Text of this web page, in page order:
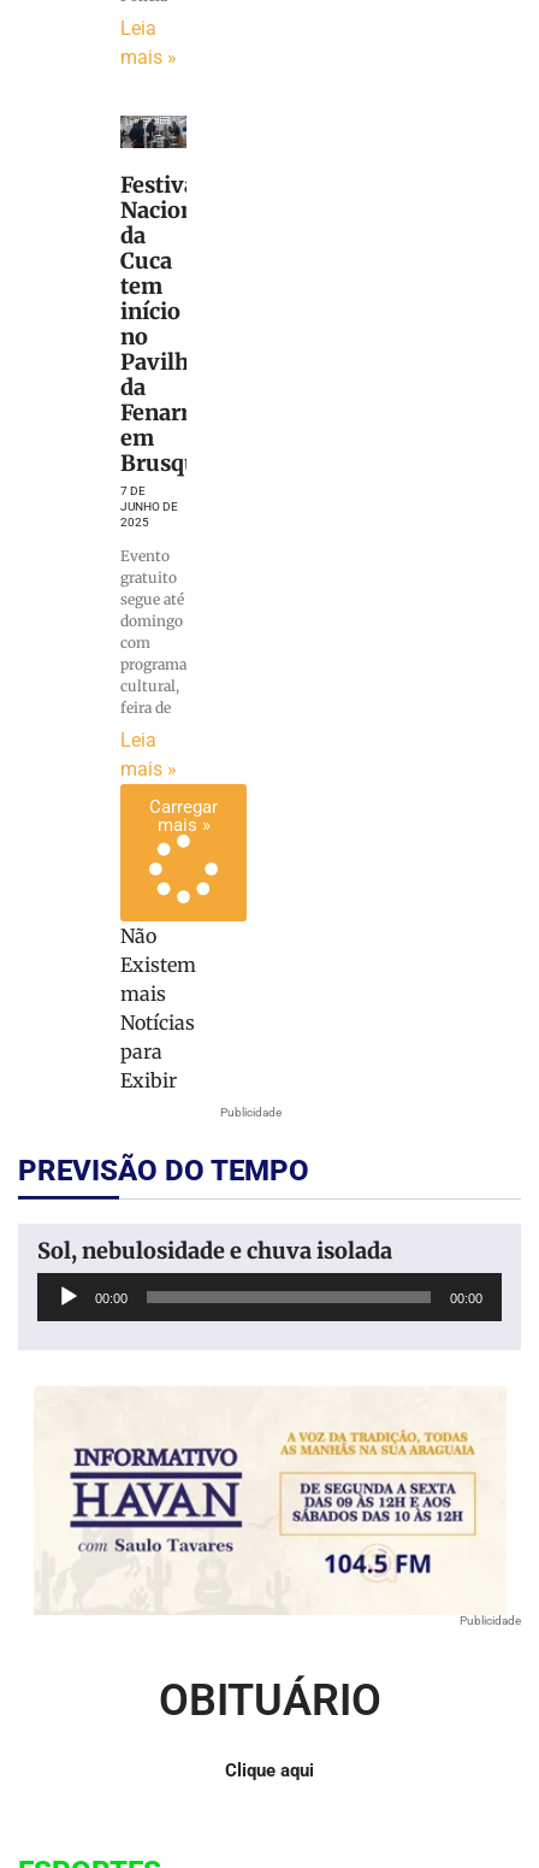
Leia
mais »
Festival
Nacional
da
Cuca
tem
início
no
Pavilhão
da
Fenarreco,
em
Brusque
7 DE
JUNHO DE
2025
Evento
gratuito
segue até
domingo
com
programação
cultural,
feira de
Leia
mais »
Carregar
mais »
Não
Existem
mais
Notícias
para
Exibir
Publicidade
PREVISÃO DO TEMPO
Sol, nebulosidade e chuva isolada
Tocador
00:00 00:00
Publicidade
OBITUÁRIO
Clique aqui